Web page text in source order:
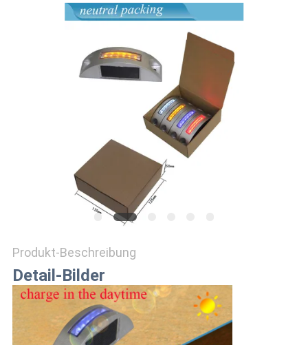
ANGEBOT
SITEMAP
DATENSCHUTZRICHTLINIE
Produkt-Beschreibung
Detail-Bilder